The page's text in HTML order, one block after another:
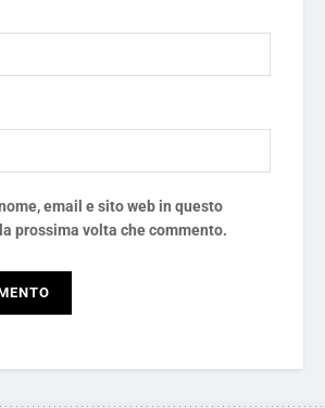
email e sito web in questo
prossima volta che commento.